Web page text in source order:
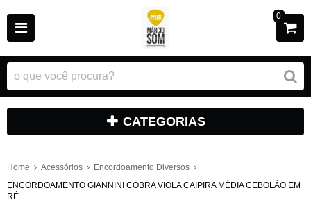
0
CATEGORIAS
Home Acessórios
Encordoamento Diversos
ENCORDOAMENTO GIANNINI COBRA VIOLA CAIPIRA MÉDIA CEBOLÃO EM
RÉ